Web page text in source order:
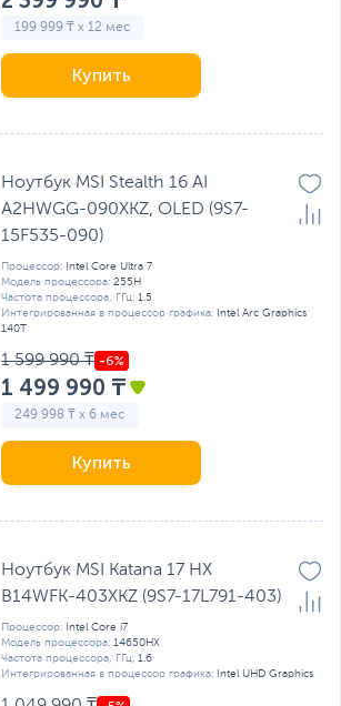
199 999 ₸ x 12 мес
Купить
Ноутбук MSI Stealth 16 AI
A2HWGG-090XKZ, OLED (9S7-
15F535-090)
Процессор: Intel Core Ultra 7
Модель процессора: 255H
Частота процессора, ГГц: 1.5
Интегрированная в процессор графика: Intel Arc Graphics
140T
1 599 990 ₸
1 499 990 ₸
249 998 ₸ x 6 мес
Купить
Ноутбук MSI Katana 17 HX
B14WFK-403XKZ (9S7-17L791-403)
Процессор: Intel Core i7
Модель процессора: 14650HX
Частота процессора, ГГц: 1.6
Интегрированная в процессор графика: Intel UHD Graphics